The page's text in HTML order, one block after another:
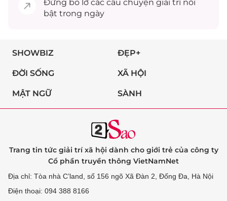
Đừng bỏ lỡ các câu chuyện giải trínổi
bật trong ngày
SHOWBIZ ĐẸP+
ĐỜI SỐNG XÃ HỘI
MẬT NGỮ SÀNH
Trang tin tức giải trí xã hội dành cho giới trẻ của công ty
Cổ phần truyền thông VietNamNet
Địa chỉ: Tòa nhà C’land, số 156 ngõ Xã Đàn 2, Đống Đa, Hà Nội
Điện thoại: 094 388 8166